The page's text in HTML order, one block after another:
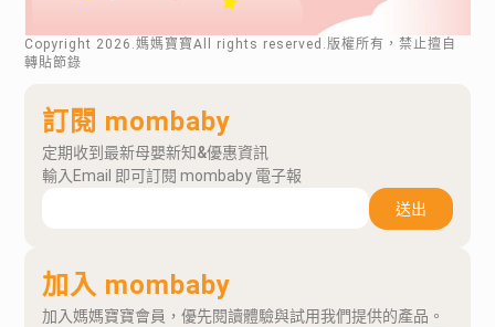
Copyright 2026 .媽媽寶寶All rights reserved.版權所有，禁止擅自
轉貼節錄
訂閱 mombaby
定期收到最新母嬰新知&優惠資訊
輸入Email 即可訂閱 mombaby 電子報
送出
加入 mombaby
加入媽媽寶寶會員，優先閱讀體驗與試用我們提供的產品。